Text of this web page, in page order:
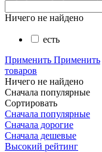
Ничего не найдено
есть
Применить Применить
товаров
Ничего не найдено
Сначала популярные
Сортировать
Сначала популярные
Сначала дорогие
Сначала дешевые
Высокий рейтинг